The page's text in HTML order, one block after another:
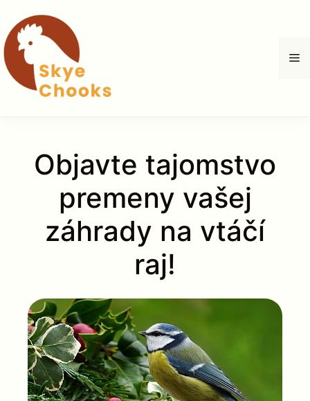
na
obsah
Objavte tajomstvo
premeny vašej
záhrady na vtáčí
raj!